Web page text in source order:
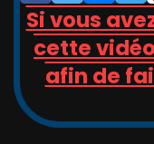
Si vous
cette
afin de